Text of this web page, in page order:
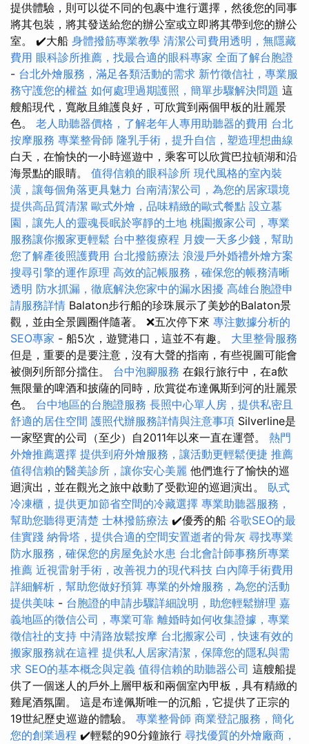
提供體驗，則可以從不同的包裹中進行選擇，然後您的同事
將其包裝，將其發送給您的辦公室或立即將其帶到您的辦公
室。 ✔️大船 身體撥筋專業教學 清潔公司費用透明，無隱藏
費用 眼科診所推薦，找最合適的眼科專家 全面了解台胞證
- 台北外燴服務，滿足各類活動的需求 新竹徵信社，專業服
務守護您的權益 如何處理過期護照，簡單步驟解決問題 這
艘船現代，寬敞且維護良好，可欣賞到兩個甲板的壯麗景
色。 老人助聽器價格，了解老年人專用助聽器的費用 台北
按摩服務 專業整骨師 隆乳手術，提升自信，塑造理想曲線
白天，在愉快的一小時巡遊中，乘客可以欣賞巴拉頓湖和沿
海景點的眼睛。 值得信賴的眼科診所 現代風格的室內裝
潢，讓每個角落更具魅力 台南清潔公司，為您的居家環境
提供高品質清潔 歐式外燴，品味精緻的歐式餐點 設立墓
園，讓先人的靈魂長眠於寧靜的土地 桃園搬家公司，專業
服務讓你搬家更輕鬆 台中整復療程 月嫂一天多少錢，幫助
您了解產後照護費用 台北撥筋療法 浪漫戶外婚禮外燴方案
搜尋引擎的運作原理 高效的記帳服務，確保您的帳務清晰
透明 防水抓漏，徹底解決您家中的漏水困擾 高雄台胞證申
請服務詳情 Balaton步行船的珍珠展示了美妙的Balaton景
觀，並由全景圓圈伴隨著。 ❌五次停下來 專注數據分析的
SEO專家 - 船5次，遊覽港口，這並不有趣。 大里整骨服務
但是，重要的是要注意，沒有大聲的​​指南，有些視圖可能會
被側列所部分擋住。 台中泡腳服務 在銀行旅行中，在a飲
無限量的啤酒和披薩的同時，欣賞從布達佩斯到河的壯麗景
色。 台中地區的台胞證服務 長照中心單人房，提供私密且
舒適的居住空間 護照代辦服務詳情與注意事項 Silverline是
一家堅實的公司（至少）自2011年以來一直在運營。 熱門
外燴推薦選擇 提供到府外燴服務，讓活動更輕鬆便捷 推薦
值得信賴的醫美診所，讓你安心美麗 他們進行了愉快的巡
迴演出，並在觀光之旅中啟動了受歡迎的巡迴演出。 臥式
冷凍櫃，提供更加節省空間的冷藏選擇 專業助聽器服務，
幫助您聽得更清楚 士林撥筋療法 ✔️優秀的船 谷歌SEO的最
佳實踐 納骨塔，提供合適的空間安置逝者的骨灰 尋找專業
防水服務，確保您的房屋免於水患 台北會計師事務所專業
推薦 近視雷射手術，改善視力的現代科技 白內障手術費用
詳細解析，幫助您做好預算 專業的外燴服務，為您的活動
提供美味 - 台胞證的申請步驟詳細說明，助您輕鬆辦理 嘉
義地區的徵信公司，專業可靠 離婚時如何收集證據，專業
徵信社的支持 中清路放鬆按摩 台北搬家公司，快速有效的
搬家服務就在這裡 提供私人居家清潔，保障您的隱私與需
求 SEO的基本概念與定義 值得信賴的助聽器公司 這艘船提
供了一個迷人的戶外上層甲板和兩個室內甲板，具有精緻的
雞尾酒氛圍。 這是布達佩斯唯一的沉船，它提供了正宗的
19世紀歷史巡遊的體驗。 專業整骨師 商業登記服務，簡化
您的創業過程 ✔️輕鬆的90分鐘旅行 尋找優質的外燴廠商，